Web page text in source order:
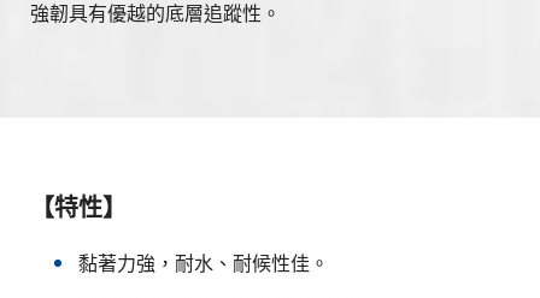
強韌具有優越的底層追蹤性。
【特性】
黏著力強，耐水、耐候性佳。